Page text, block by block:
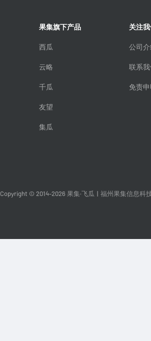
果集旗下产品
西瓜
云略
千瓜
友望
集瓜
关注
公司
联系
免责
Copyright © 2014-2026 果集·飞瓜 福州果集信息科